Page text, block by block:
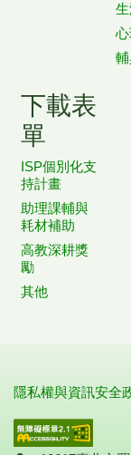
下載表
單
ISP個別化支
持計畫
助理課輔與
耗材補助
高教深耕獎
勵
其他
隱私權與資訊安全